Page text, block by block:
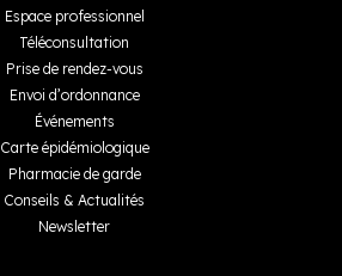
Espace professionnel
Téléconsultation
Prise de rendez-vous
Envoi d’ordonnance
Événements
Carte épidémiologique
Pharmacie de garde
Conseils & Actualités
Newsletter